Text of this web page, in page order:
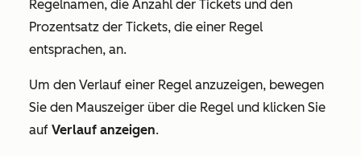
Regelnamen, die Anzahl der Tickets und den
Prozentsatz der Tickets, die einer Regel
entsprachen, an.
Um den Verlauf einer Regel anzuzeigen, bewegen
Sie den Mauszeiger über die Regel und klicken Sie
auf Verlauf anzeigen.